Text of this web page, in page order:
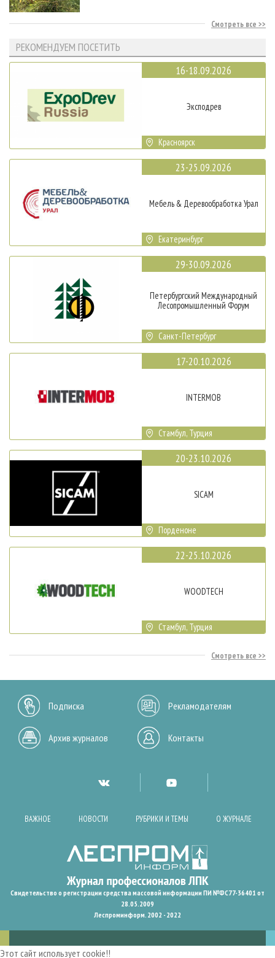
Смотреть все
РЕКОМЕНДУЕМ ПОСЕТИТЬ
16-18.09.2026
Эксподрев
Красноярск
23-25.09.2026
Мебель & Деревообработка Урал
Екатеринбург
29-30.09.2026
Петербургский Международный
Лесопромышленный Форум
Санкт-Петербург
17-20.10.2026
INTERMOB
Стамбул, Турция
20-23.10.2026
SICAM
Порденоне
22-25.10.2026
WOODTECH
Стамбул, Турция
Смотреть все
Подписка Рекламодателям
Архив журналов Контакты
ВАЖНОЕ НОВОСТИ РУБРИКИ И ТЕМЫ О ЖУРНАЛЕ
Свидетельство о регистрации средства массовой информации ПИ №ФС77-36401 от
28.05.2009
Леспроминформ. 2002 - 2022
Этот сайт использует cookie!!